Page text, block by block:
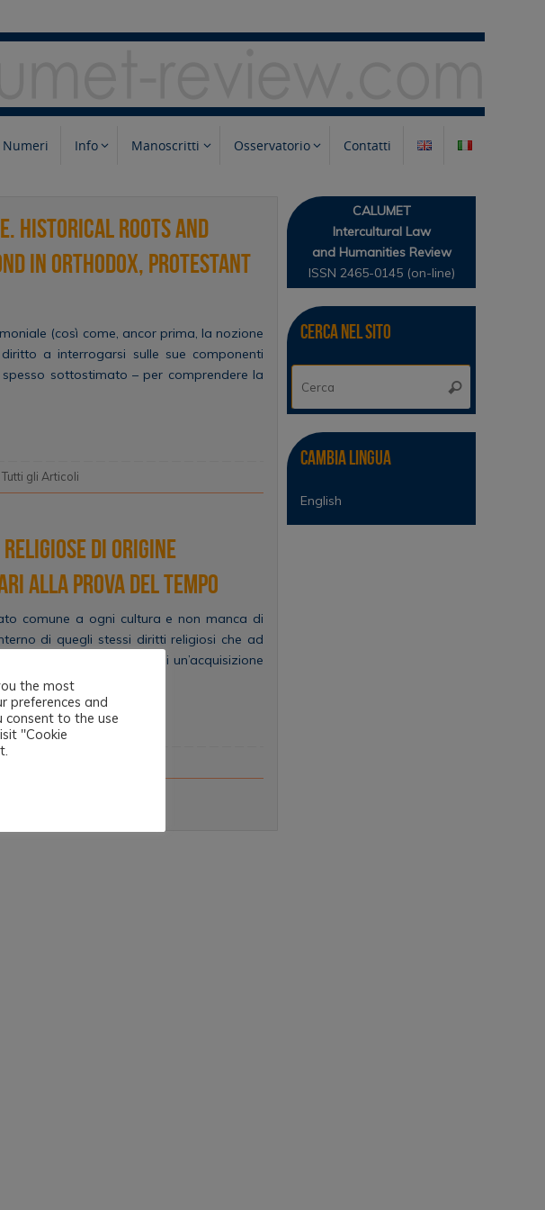
Numeri Info Manoscritti Osservatorio Contatti
Historical roots and
in Orthodox, Protestant
(così come, ancor prima, la nozione
a interrogarsi sulle sue componenti
sottostimato – per comprendere la
Tutti gli Articoli
di origine
alla prova del tempo
comune a ogni cultura e non manca di
di quegli stessi diritti religiosi che ad
rappresenta ormai un’acquisizione
CALUMET
Intercultural Law
and Humanities Review
ISSN 2465-0145 (on-line)
Cerca nel sito
Cerca
Cambia lingua
English
the most
preferences and
consent to the use
"Cookie